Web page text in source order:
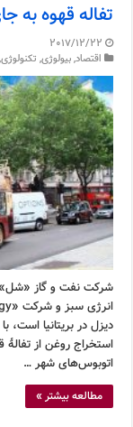
تفاله قهوه
2017/12/22
اقتصاد,بیولوژی, تکنولوژی
دیزل در بریتانیا است،
استخراج روغن از
اتوبوس‌های شهر …
مطالعه بیشتر »